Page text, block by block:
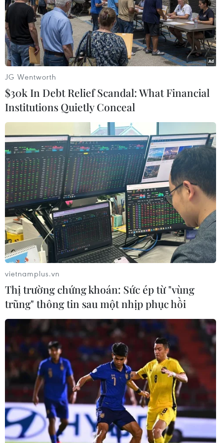
Mỹ không cử đại diện ngoại giao đến
Olympic mùa Đông Bắc Kinh 2022
07/12/2021 00:56
Nhà Trắng cũng đã thông báo cho các đồng minh về
quyết định không cử đại diện ngoại giao đến Olympic
mùa Đông 2022 tại Bắc Kinh. Một số nước bao gồm
Australia và Anh cũng đang cân nhắc vấn đề này.
Trung Quốc nỗ lực đảm bảo Olympic mùa
Đông diễn ra an toàn
04/01/2022 12:03
JG Wentworth
$30k In Debt Relief Scandal: What Financial
Institutions Quietly Conceal
vietnamplus.vn
Thị trường chứng khoán: Sức ép từ "vùng
trũng" thông tin sau một nhịp phục hồi